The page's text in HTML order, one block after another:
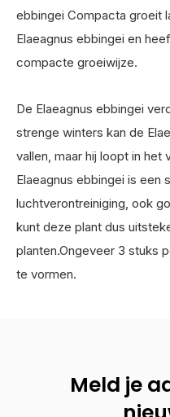
ebbingei Compacta groeit
Elaeagnus ebbingei en
compacte groeiwijze.
De Elaeagnus ebbingei
strenge winters kan de
vallen, maar hij loopt in het
Elaeagnus ebbingei is een
luchtverontreiniging, ook
kunt deze plant dus
planten.Ongeveer 3 stuks
te vormen.
Meld je